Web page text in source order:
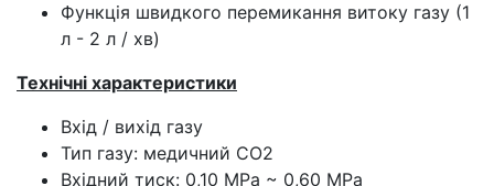
Функція швидкого перемикання витоку газу (1
л - 2 л / хв)
Технічні характеристики
Вхід / вихід газу
Тип газу: медичний СО2
Вхідний тиск: 0,10 МPa ~ 0,60 MPa